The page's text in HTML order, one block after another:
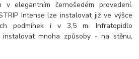
elegantním černošedém provedení.
Intense lze instalovat již ve výšce
podmínek i v 3,5 m. Infratopidlo
instalovat mnoha způsoby - na stěnu,